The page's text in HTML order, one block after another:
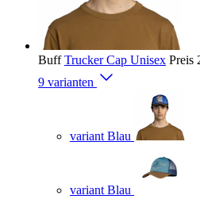
Buff Trucker Cap Unisex Preis
9 varianten
variant Blau
variant Blau